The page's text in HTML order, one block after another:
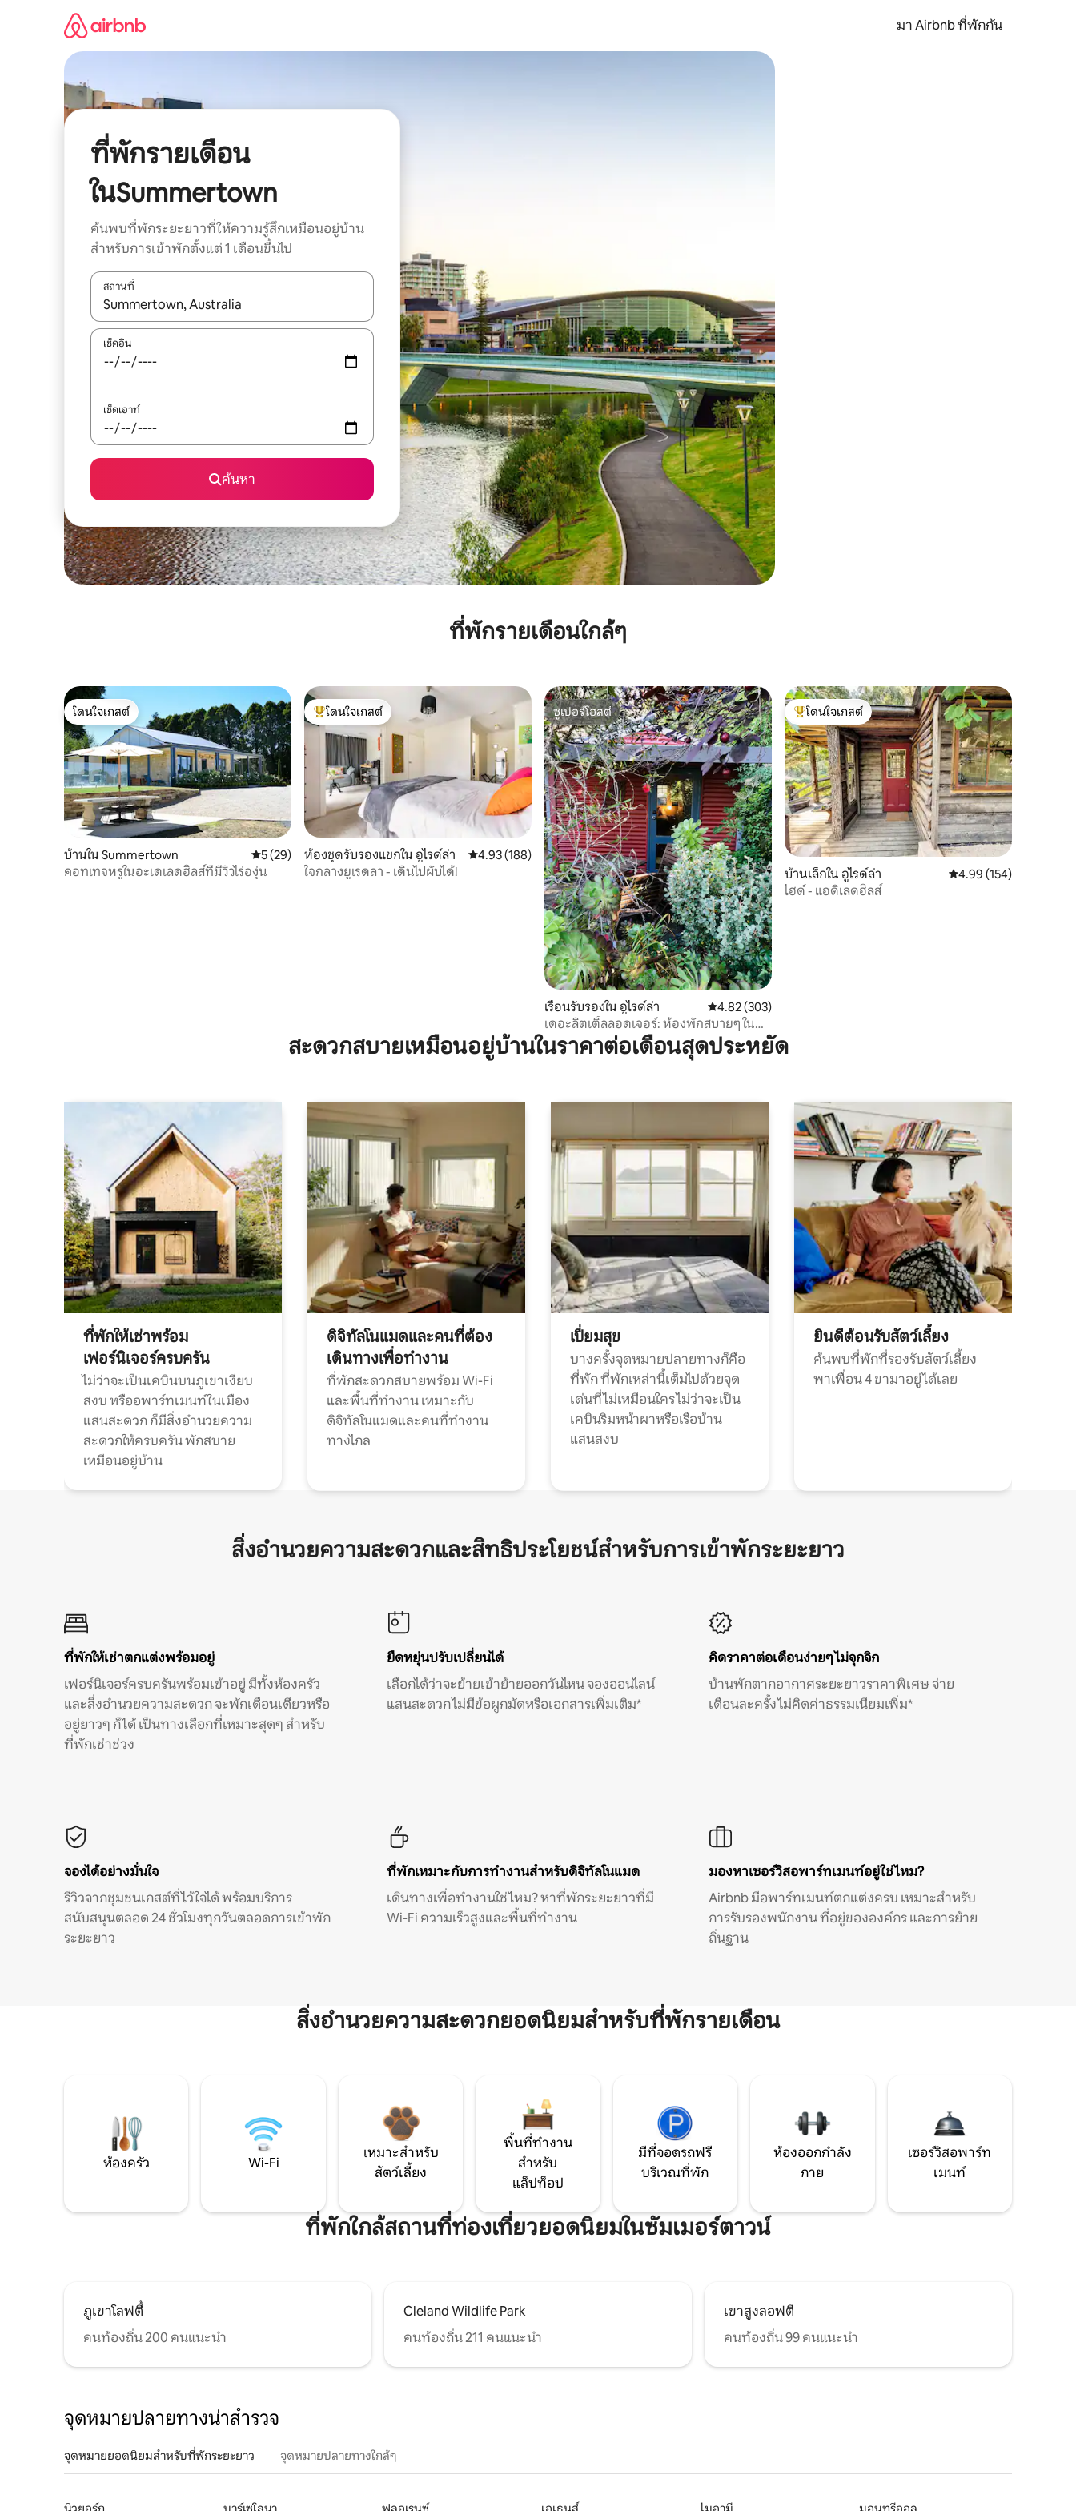
มา Airbnb ที่พักกัน
ที่พักรายเดือน
ในSummertown
ค้นพบที่พักระยะยาวที่ให้ความรู้สึกเหมือนอยู่บ้าน
สำหรับการเข้าพักตั้งแต่ 1 เดือนขึ้นไป
สถานที่
ใช้ลูกศรขึ้นลง หรือใช้การสัมผัสหรือปัด เพื่อสำรวจผลการค้นหา
เช็คอิน
เช็คเอาท์
ค้นหา
ที่พักรายเดือนใกล้ๆ
โดนใจเกสต์
โดนใจเกสต์
บ้านใน Summertown คะแนนเฉลี่ย 5 จาก 5, 29 รีวิว
5 (29)
คอทเทจหรูในอะเดเลดฮิลส์ที่มีวิวไร่องุ่น
โดนใจเกสต์ที่สุด
โดนใจเกสต์
ห้องชุดรับรองแขกใน อูไรด์ล่า คะแนนเฉลี่ย 4.93 จาก 5, 188 รีวิว
4.93 (188)
ใจกลางยูเรดลา - เดินไปผับได้!
ซูเปอร์โฮสต์
ซูเปอร์โฮสต์
เรือนรับรองใน อูไรด์ล่า คะแนนเฉลี่ย 4.82 จาก 5, 303 รีวิว
4.82 (303)
เดอะลิตเติ้ลลอดเจอร์: ห้องพักสบายๆ ใน
สวนเขียวชอุ่ม
โดนใจเกสต์ที่สุด
โดนใจเกสต์
บ้านเล็กใน อูไรด์ล่า คะแนนเฉลี่ย 4.99 จาก
4.99 (154)
ไฮด์ - แอดิเลดฮิลส์
สะดวกสบายเหมือนอยู่บ้านในราคาต่อเดือนสุดประหยัด
ที่พักให้เช่าพร้อม
เฟอร์นิเจอร์ครบครัน
ไม่ว่าจะเป็นเคบินบนภูเขาเงียบ
สงบ หรืออพาร์ทเมนท์ในเมือง
แสนสะดวก ก็มีสิ่งอำนวยความ
สะดวกให้ครบครัน พักสบาย
เหมือนอยู่บ้าน
ดิจิทัลโนแมดและคนที่ต้อง
เดินทางเพื่อทำงาน
ที่พักสะดวกสบายพร้อม Wi-Fi
และพื้นที่ทำงาน เหมาะกับ
ดิจิทัลโนแมดและคนที่ทำงาน
ทางไกล
เปี่ยมสุข
บางครั้งจุดหมายปลายทางก็คือ
ที่พัก ที่พักเหล่านี้เต็มไปด้วยจุด
เด่นที่ไม่เหมือนใคร ไม่ว่าจะเป็น
เคบินริมหน้าผาหรือเรือบ้าน
แสนสงบ
ยินดีต้อนรับสัตว์เลี้ยง
ค้นพบที่พักที่รองรับสัตว์เลี้ยง
พาเพื่อน 4 ขามาอยู่ได้เลย
สิ่งอำนวยความสะดวกและสิทธิประโยชน์สำหรับการเข้าพักระยะยาว
ที่พักให้เช่าตกแต่งพร้อมอยู่
เฟอร์นิเจอร์ครบครันพร้อมเข้าอยู่ มีทั้งห้องครัว
และสิ่งอำนวยความสะดวก จะพักเดือนเดียวหรือ
อยู่ยาวๆ ก็ได้ เป็นทางเลือกที่เหมาะสุดๆ สำหรับ
ที่พักเช่าช่วง
ยืดหยุ่นปรับเปลี่ยนได้
เลือกได้ว่าจะย้ายเข้าย้ายออกวันไหน จองออนไลน์
แสนสะดวก ไม่มีข้อผูกมัดหรือเอกสารเพิ่มเติม*
คิดราคาต่อเดือนง่ายๆ ไม่จุกจิก
บ้านพักตากอากาศระยะยาวราคาพิเศษ จ่าย
เดือนละครั้ง ไม่คิดค่าธรรมเนียมเพิ่ม*
จองได้อย่างมั่นใจ
รีวิวจากชุมชนเกสต์ที่ไว้ใจได้ พร้อมบริการ
สนับสนุนตลอด 24 ชั่วโมงทุกวันตลอดการเข้าพัก
ระยะยาว
ที่พักเหมาะกับการทำงานสำหรับดิจิทัลโนแมด
เดินทางเพื่อทำงานใช่ไหม? หาที่พักระยะยาวที่มี
Wi-Fi ความเร็วสูงและพื้นที่ทำงาน
มองหาเซอร์วิสอพาร์ทเมนท์อยู่ใช่ไหม?
Airbnb มีอพาร์ทเมนท์ตกแต่งครบ เหมาะสำหรับ
การรับรองพนักงาน ที่อยู่ขององค์กร และการย้าย
ถิ่นฐาน
สิ่งอำนวยความสะดวกยอดนิยมสำหรับที่พักรายเดือน
ห้องครัว Wi-Fi
เหมาะสำหรับ
สัตว์เลี้ยง
พื้นที่ทำงาน
สำหรับ
แล็ปท็อป
มีที่จอดรถฟรี
บริเวณที่พัก
ห้องออกกำลัง
กาย
เซอร์วิสอพาร์ท
เมนท์
ที่พักใกล้สถานที่ท่องเที่ยวยอดนิยมในซัมเมอร์ตาวน์
ภูเขาโลฟตี้
คนท้องถิ่น 200 คนแนะนำ
Cleland Wildlife Park
คนท้องถิ่น 211 คนแนะนำ
เขาสูงลอฟตี
คนท้องถิ่น 99 คนแนะนำ
จุดหมายปลายทางน่าสำรวจ
จุดหมายยอดนิยมสำหรับที่พักระยะยาว จุดหมายปลายทางใกล้ๆ